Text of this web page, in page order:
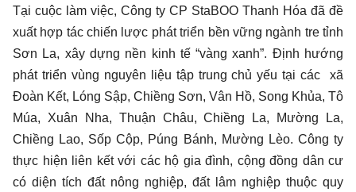
Tại cuộc làm việc, Công ty CP StaBOO Thanh Hóa đã đề
xuất hợp tác chiến lược phát triển bền vững ngành tre tỉnh
Sơn La, xây dựng nền kinh tế “vàng xanh”. Định hướng
phát triển vùng nguyên liệu tập trung chủ yếu tại các xã
Đoàn Kết, Lóng Sập, Chiềng Sơn, Vân Hồ, Song Khủa, Tô
Múa, Xuân Nha, Thuận Châu, Chiềng La, Mường La,
Chiềng Lao, Sốp Cộp, Púng Bánh, Mường Lèo. Công ty
thực hiện liên kết với các hộ gia đình, cộng đồng dân cư
có diện tích đất nông nghiệp, đất lâm nghiệp thuộc quy